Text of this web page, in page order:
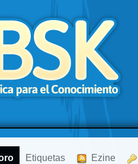
Etiquetas Ezine